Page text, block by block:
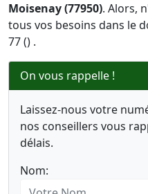
Moisenay (77950). Alors,
tous vos besoins dans le
77 () .
On vous rappelle !
Laissez-nous votre
nos conseillers vous
délais.
Nom: